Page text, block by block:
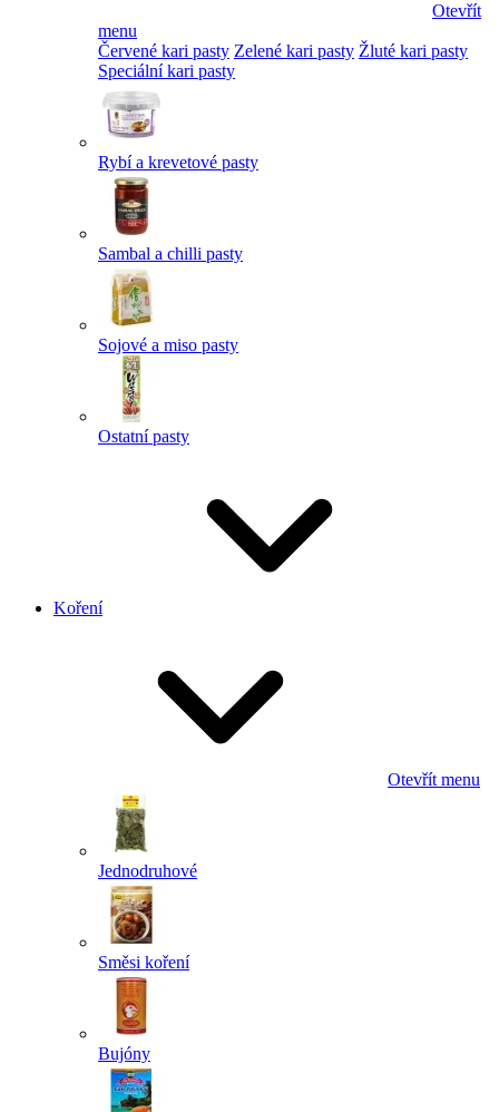
Otevřít
menu
Červené kari pasty Zelené kari pasty Žluté kari pasty
Speciální kari pasty
Rybí a krevetové pasty
Sambal a chilli pasty
Sojové a miso pasty
Ostatní pasty
Koření
Otevřít menu
Jednodruhové
Směsi koření
Bujóny